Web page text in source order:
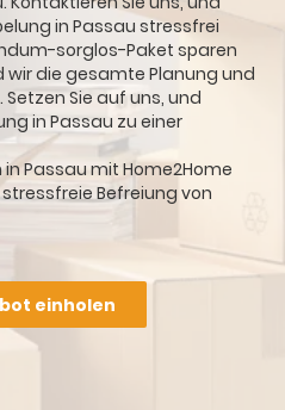
in Passau stressfrei
sorglos-Paket sparen
wir die gesamte Planung und
Sie auf uns, und
in Passau zu einer
Passau mit Home2Home
Befreiung von
einholen